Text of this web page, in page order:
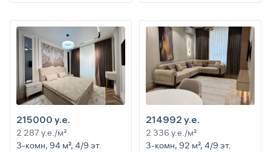
215000 y.e.
2 287 y.e./м²
3-комн, 94 м², 4/9 эт.
214992 y.e.
2 336 y.e./м²
3-комн, 92 м², 4/9 эт.